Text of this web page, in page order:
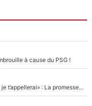
à cause du PSG !
Mercato - OM - «Dès que je prends un club, je t’appellerai» : La promesse de Marcelino au moment de claquer la porte